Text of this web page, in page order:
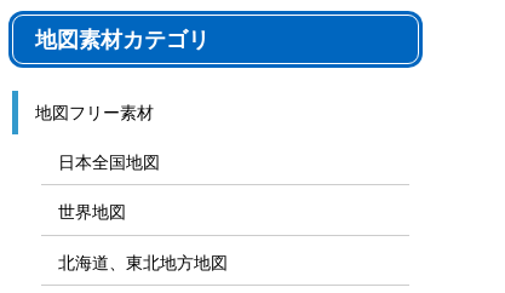
地図素材カテゴリ
地図フリー素材
日本全国地図
世界地図
北海道、東北地方地図